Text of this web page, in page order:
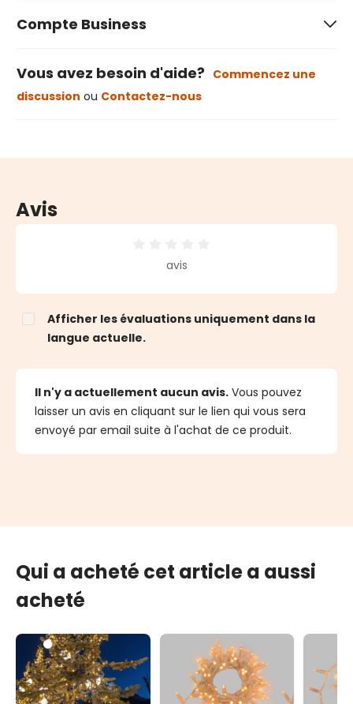
Compte Business
Vous avez besoin d'aide? Commencez une
discussion ou Contactez-nous
Avis
Note moyenne de 0 sur 5 étoiles
avis
Afficher les évaluations uniquement dans la
langue actuelle.
Il n'y a actuellement aucun avis. Vous pouvez
laisser un avis en cliquant sur le lien qui vous sera
envoyé par email suite à l'achat de ce produit.
Qui a acheté cet article a aussi
acheté